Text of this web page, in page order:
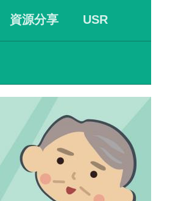
資源分享 USR